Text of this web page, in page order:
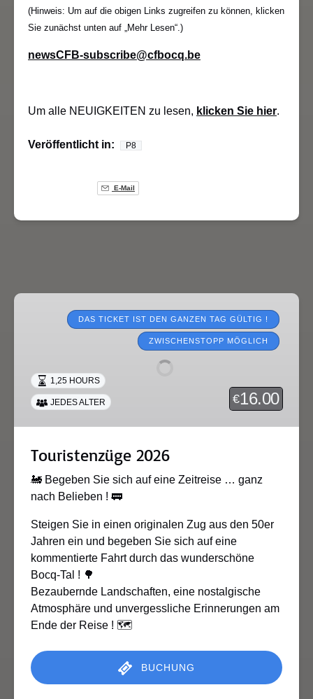
(Hinweis: Um auf die obigen Links zugreifen zu können, klicken
Sie zunächst unten auf „Mehr Lesen“.)
newsCFB-subscribe@cfbocq.be
Um ​​alle NEUIGKEITEN zu lesen, klicken Sie hier.
Veröffentlicht in: P8
E-Mail
Touristenzüge
DAS TICKET IST DEN GANZEN TAG GÜLTIG !
ZWISCHENSTOPP MÖGLICH
€16.00
1,25 HOURS
JEDES ALTER
Touristenzüge 2026
🚂 Begeben Sie sich auf eine Zeitreise … ganz
nach Belieben ! 🚃
Steigen Sie in einen originalen Zug aus den 50er
Jahren ein und begeben Sie sich auf eine
kommentierte Fahrt durch das wunderschöne
Bocq-Tal ! 🌳
Bezaubernde Landschaften, eine nostalgische
Atmosphäre und unvergessliche Erinnerungen am
Ende der Reise ! 🗺️
BUCHUNG